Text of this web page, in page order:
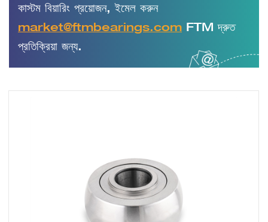
কাস্টম বিয়ারিং প্রয়োজন, ইমেল করুন
market@ftmbearings.com FTM দ্রুত
প্রতিক্রিয়া জন্য.